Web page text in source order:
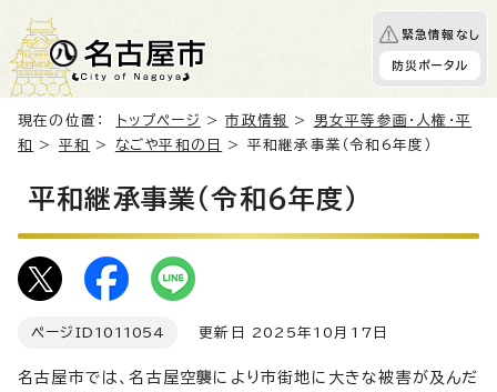
緊急情報なし
防災ポータル
現在の位置： トップページ >市政情報 > 男女平等参画・人権・平
和
> 平和 > なごや平和の日 > 平和継承事業（令和6年度）
平和継承事業（令和6年度）
ページID 1011054 更新日 2025年10月17日
名古屋市では、名古屋空襲により市街地に大きな被害が及んだ